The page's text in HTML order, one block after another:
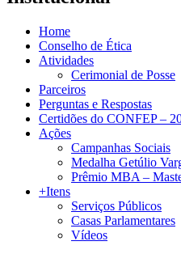
Home
Conselho de Ética
Atividades
Cerimonial de Posse
Parceiros
Perguntas e Respostas
Certidões do CONFEP –
Ações
Campanhas Sociais
Medalha Getúlio
Prêmio MBA –
+Itens
Serviços Públicos
Casas Parlamentares
Vídeos